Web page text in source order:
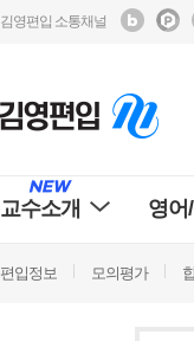
김영편입 소통채널
교수소개 영어
편입정보 모의평가